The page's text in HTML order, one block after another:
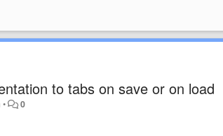
to tabs on save or on load
• 0